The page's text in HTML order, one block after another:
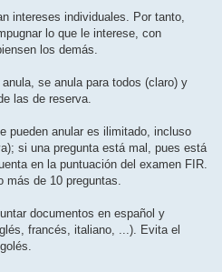
intereses individuales. Por tanto,
lo que le interese, con
los demás.
se anula para todos (claro) y
las de reserva.
pueden anular es ilimitado, incluso
si una pregunta está mal, pues está
en la puntuación del examen FIR.
de 10 preguntas.
documentos en español y
francés, italiano, ...). Evita el